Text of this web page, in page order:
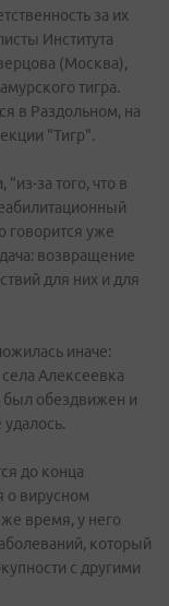
за их
Института
(Москва),
тигра.
в Раздольном, на
"Тигр".
за того, что в
говорится уже
возвращение
для них и для
иначе:
Алексеевка
был обездвижен и
до конца
о вирусном
время, у него
который
с другими